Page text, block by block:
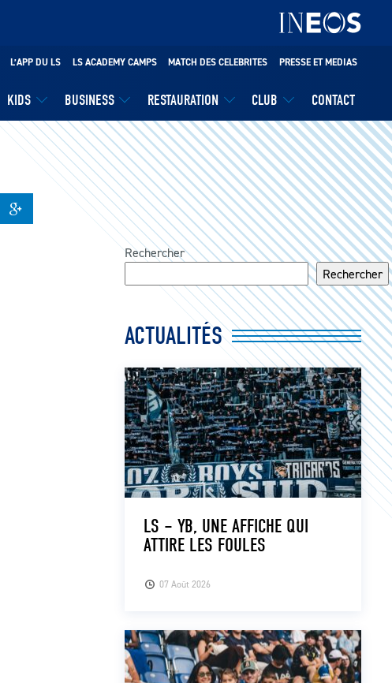
KIDS BUSINESS RESTAURATION CLUB CONTACT
L’APP DU LS LS ACADEMY CAMPS MATCH DES CELEBRITES PRESSE ET MEDIAS
Rechercher
Rechercher
ACTUALITÉS
07 Août 2026
LS – YB, UNE AFFICHE QUI
ATTIRE LES FOULES